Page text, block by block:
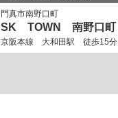
門真市南野口町
SK TOWN 南野口町
京阪本線 大和田駅 徒歩15分